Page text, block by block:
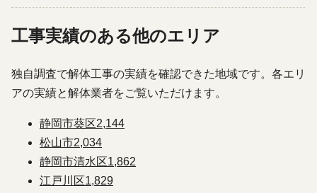
工事実績のある他のエリア
独自調査で解体工事の実績を確認できた地域です。各エリ
アの実績と解体業者をご覧いただけます。
静岡市葵区2,144
松山市2,034
静岡市清水区1,862
江戸川区1,829